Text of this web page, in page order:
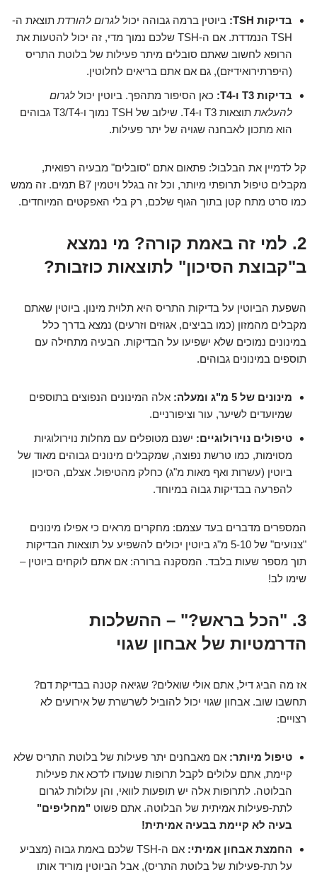
בדיקות TSH: ביוטין ברמה גבוהה יכול לגרום להורדת תוצאת ה-
TSH הנמדדת. אם ה-TSH שלכם נמוך מדי, זה יכול להטעות את
הרופא לחשוב שאתם סובלים מיתר פעילות של בלוטת התריס
(היפרתירואידיזם), גם אם אתם בריאים לחלוטין.
בדיקות T3 ו-T4:
כאן הסיפור מתהפך. ביוטין יכול לגרום
להעלאת
תוצאות T3 ו-T4. שילוב של TSH נמוך ו-T3/T4 גבוהים
הוא מתכון לאבחנה שגויה של יתר פעילות.
קל לדמיין את הבלבול: פתאום אתם "סובלים" מבעיה רפואית,
מקבלים טיפול תרופתי מיותר, וכל זה בגלל ויטמין B7 תמים. זה ממש
כמו סרט מתח קטן בתוך הגוף שלכם, רק בלי האפקטים המיוחדים.
2. למי זה באמת קורה? מי נמצא
ב"קבוצת הסיכון" לתוצאות כוזבות?
השפעת הביוטין על בדיקות התריס היא תלוית מינון. ביוטין שאתם
מקבלים מהמזון (כמו בביצים, אגוזים וזרעים) נמצא בדרך כלל
במינונים נמוכים שלא ישפיעו על הבדיקות. הבעיה מתחילה עם
תוספים במינונים גבוהים.
מינונים של 5 מ"ג ומעלה:
אלה המינונים הנפוצים בתוספים
שמיועדים לשיער, עור וציפורניים.
טיפולים נוירולוגיים: ישנם מטופלים עם מחלות נוירולוגיות
מסוימות, כמו טרשת נפוצה, שמקבלים מינונים גבוהים מאוד של
ביוטין (עשרות ואף מאות מ"ג) כחלק מהטיפול. אצלם, הסיכון
להפרעה בבדיקות גבוה במיוחד.
המספרים מדברים בעד עצמם: מחקרים מראים כי אפילו מינונים
"צנועים" של 5-10 מ"ג ביוטין יכולים להשפיע על תוצאות הבדיקות
תוך מספר שעות בלבד. המסקנה ברורה: אם אתם לוקחים ביוטין –
שימו לב!
3. "הכל בראש?" – ההשלכות
הדרמטיות של אבחון שגוי
אז מה הביג דיל, אתם אולי שואלים? שגיאה קטנה בבדיקת דם?
תחשבו שוב. אבחון שגוי יכול להוביל לשרשרת של אירועים לא
רצויים:
טיפול מיותר: אם מאבחנים יתר פעילות של בלוטת התריס שלא
קיימת, אתם עלולים לקבל תרופות שנועדו לדכא את פעילות
הבלוטה. לתרופות אלה יש תופעות לוואי, והן עלולות לגרום
לתת-פעילות אמיתית של הבלוטה. אתם פשוט "מחליפים"
בעיה לא קיימת בבעיה אמיתית!
החמצת אבחון אמיתי:
אם ה-TSH שלכם באמת גבוה (מצביע
על תת-פעילות של בלוטת התריס), אבל הביוטין מוריד אותו